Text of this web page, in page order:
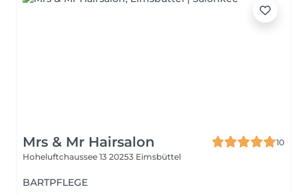
Mrs & Mr Hairsalon
10
Hoheluftchaussee 13 20253 Eimsbüttel
BARTPFLEGE